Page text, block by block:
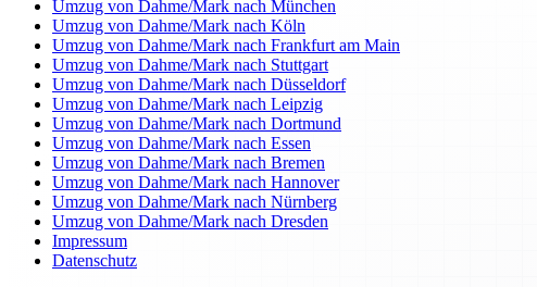
Umzug von Dahme/Mark nach München
Umzug von Dahme/Mark nach Köln
Umzug von Dahme/Mark nach Frankfurt am Main
Umzug von Dahme/Mark nach Stuttgart
Umzug von Dahme/Mark nach Düsseldorf
Umzug von Dahme/Mark nach Leipzig
Umzug von Dahme/Mark nach Dortmund
Umzug von Dahme/Mark nach Essen
Umzug von Dahme/Mark nach Bremen
Umzug von Dahme/Mark nach Hannover
Umzug von Dahme/Mark nach Nürnberg
Umzug von Dahme/Mark nach Dresden
Impressum
Datenschutz